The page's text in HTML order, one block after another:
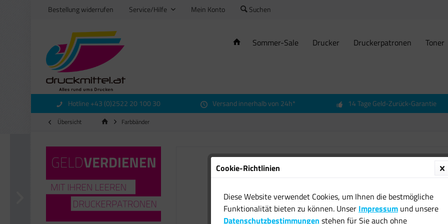
Bestellung widerrufen Service/Hilfe Mein Konto Suchen
Sommer-Sale Drucker Druckerpatronen Toner
Hotline +43 (0)2522 20 100 30 Versand innerhalb von 24h* 14 Tage Geld-Zurück-Garantie
Übersicht Farbbänder
auf
220
Cookie-Richtlinien
Diese Website verwendet Cookies, um Ihnen die bestmögliche
Funktionalität bieten zu können. Unser Impressum und unsere
Datenschutzbestimmungen stehen für Sie auch ohne